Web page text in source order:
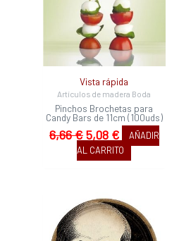
Vista rápida
Artículos de madera Boda
Pinchos Brochetas para
Candy Bars de 11cm (100uds)
6,66€5,08 €
AÑADIR
AL CARRITO